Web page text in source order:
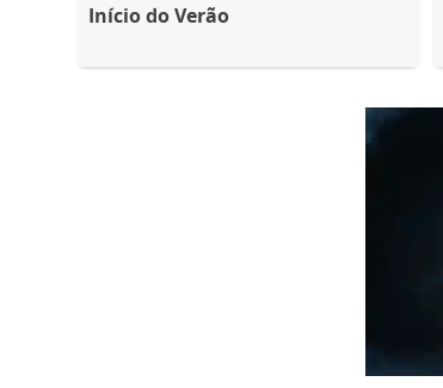
Início do Verão